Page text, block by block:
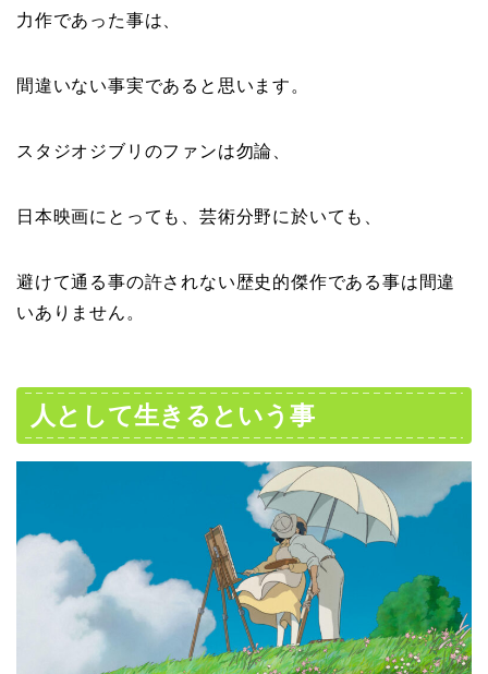
力作であった事は、
間違いない事実であると思います。
スタジオジブリのファンは勿論、
日本映画にとっても、芸術分野に於いても、
避けて通る事の許されない歴史的傑作である事は間違
いありません。
人として生きるという事